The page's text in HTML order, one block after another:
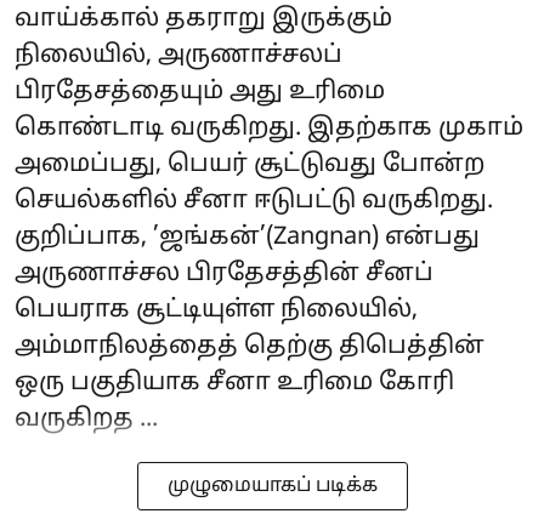
வாய்க்கால் தகராறு இருக்கும்
நிலையில், அருணாச்சலப்
பிரதேசத்தையும் அது உரிமை
கொண்டாடி வருகிறது. இதற்காக முகாம்
அமைப்பது, பெயர் சூட்டுவது போன்ற
செயல்களில் சீனா ஈடுபட்டு வருகிறது.
குறிப்பாக, ’ஜங்கன்’(Zangnan) என்பது
அருணாச்சல பிரதேசத்தின் சீனப்
பெயராக சூட்டியுள்ள நிலையில்,
அம்மாநிலத்தைத் தெற்கு திபெத்தின்
ஒரு பகுதியாக சீனா உரிமை கோரி
வருகிறத ...
முழுமையாகப் படிக்க